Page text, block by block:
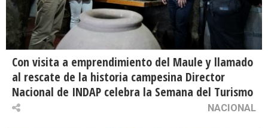
Con visita a emprendimiento del Maule y llamado
al rescate de la historia campesina Director
Nacional de INDAP celebra la Semana del Turismo
NACIONAL